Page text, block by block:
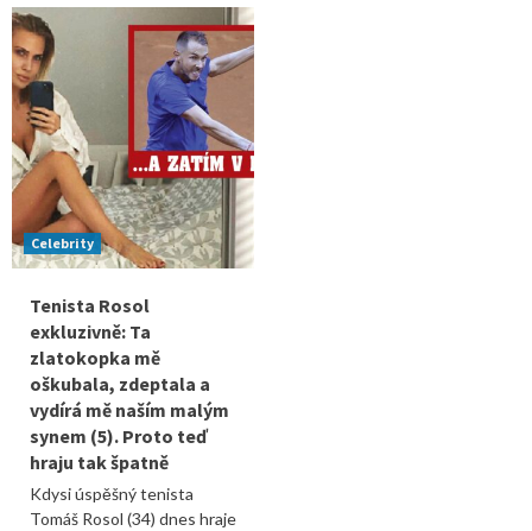
Celebrity
Tenista Rosol
exkluzivně: Ta
zlatokopka mě
oškubala, zdeptala a
vydírá mě naším malým
synem (5). Proto teď
hraju tak špatně
Kdysi úspěšný tenista
Tomáš Rosol (34) dnes hraje